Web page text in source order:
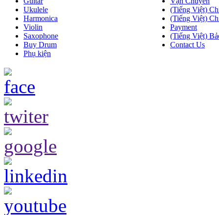
Ukulele
Harmonica
Violin
Saxophone
Buy Drum
Phụ kiện
(Tiếng Việt)
(Tiếng Việt)
Payment
(Tiếng Việt)
Contact Us